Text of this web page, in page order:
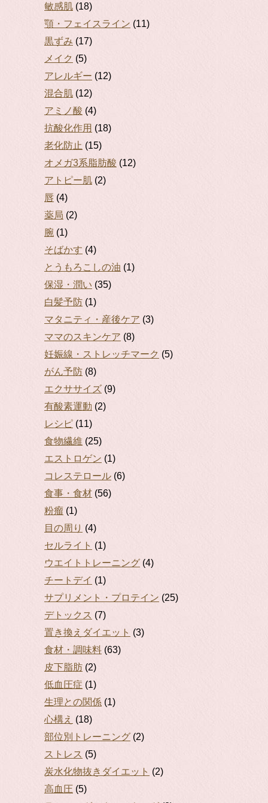
敏感肌 (18)
顎・フェイスライン (11)
黒ずみ (17)
メイク (5)
アレルギー (12)
混合肌 (12)
アミノ酸 (4)
抗酸化作用 (18)
老化防止 (15)
オメガ3系脂肪酸 (12)
アトピー肌 (2)
唇 (4)
薬局 (2)
腕 (1)
そばかす (4)
とうもろこしの油 (1)
保湿・潤い (35)
白髪予防 (1)
マタニティ・産後ケア (3)
ママのスキンケア (8)
妊娠線・ストレッチマーク (5)
がん予防 (8)
エクササイズ (9)
有酸素運動 (2)
レシピ (11)
食物繊維 (25)
エストロゲン (1)
コレステロール (6)
食事・食材 (56)
粉瘤 (1)
目の周り (4)
セルライト (1)
ウエイトトレーニング (4)
チートデイ (1)
サプリメント・プロテイン (25)
デトックス (7)
置き換えダイエット (3)
食材・調味料 (63)
皮下脂肪 (2)
低血圧症 (1)
生理との関係 (1)
心構え (18)
部位別トレーニング (2)
ストレス (5)
炭水化物抜きダイエット (2)
高血圧 (5)